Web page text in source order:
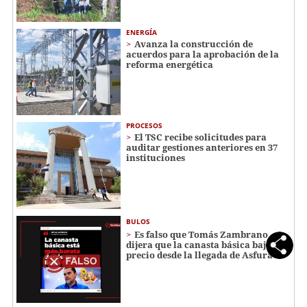
ENERGÍA
Avanza la construcción de
acuerdos para la aprobación de la
reforma energética
PROCESOS
El TSC recibe solicitudes para
auditar gestiones anteriores en 37
instituciones
BULOS
Es falso que Tomás Zambrano
dijera que la canasta básica bajó de
precio desde la llegada de Asfura